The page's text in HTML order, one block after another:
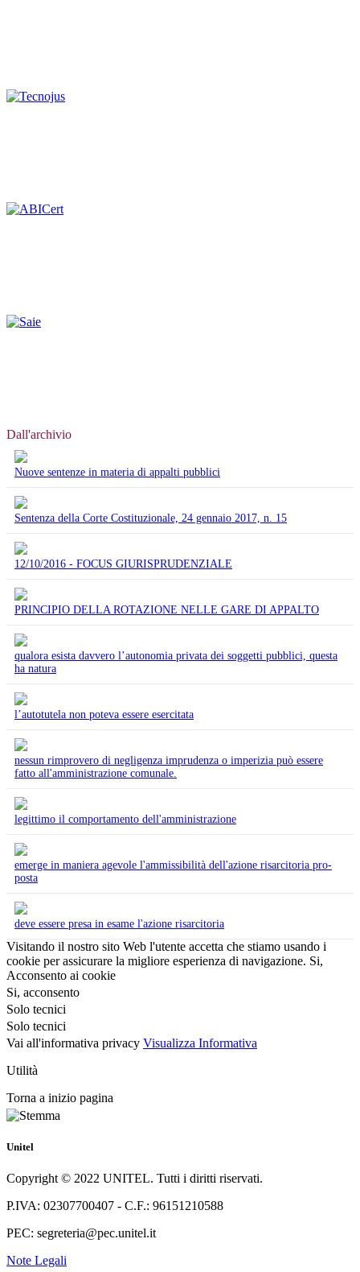
Dall'archivio
Nuove sentenze in materia di appalti pubblici
Sentenza della Corte Costituzionale, 24 gennaio 2017, n. 15
12/10/2016 - FOCUS GIURISPRUDENZIALE
PRINCIPIO DELLA ROTAZIONE NELLE GARE DI APPALTO
qualora esista davvero l’autonomia privata dei soggetti pubblici, questa
ha natura
l’autotutela non poteva essere esercitata
nessun rimprovero di negligenza imprudenza o imperizia può essere
fatto all'amministrazione comunale.
legittimo il comportamento dell'amministrazione
emerge in maniera agevole l'ammissibilità dell'azione risarcitoria pro-
posta
deve essere presa in esame l'azione risarcitoria
Visitando il nostro sito Web l'utente accetta che stiamo usando i
cookie per assicurare la migliore esperienza di navigazione. Si,
Acconsento ai cookie
Si, acconsento
Solo tecnici
Solo tecnici
Vai all'informativa privacy Visualizza Informativa
Utilità
Torna a inizio pagina
Unitel
Copyright © 2022 UNITEL. Tutti i diritti riservati.
P.IVA: 02307700407 - C.F.: 96151210588
PEC: segreteria@pec.unitel.it
Note Legali